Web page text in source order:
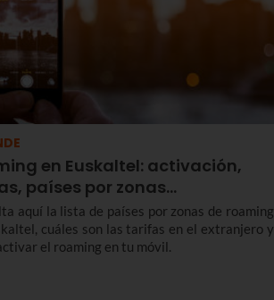
en Euskaltel: activación,
países por zonas…
aquí la lista de países por zonas de roaming
cuáles son las tarifas en el extranjero y
el roaming en tu móvil.